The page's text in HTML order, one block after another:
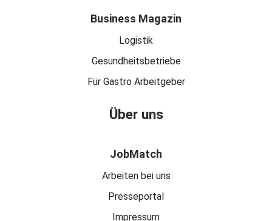
Business Magazin
Logistik
Gesundheitsbetriebe
Für Gastro Arbeitgeber
Über uns
JobMatch
Arbeiten bei uns
Presseportal
Impressum